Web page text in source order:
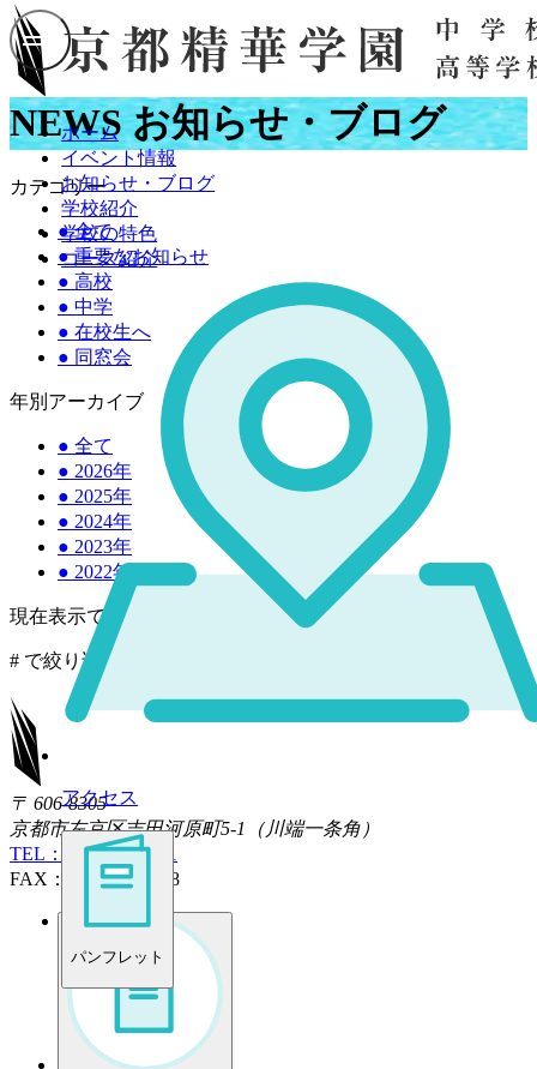
ホーム
イベント情報
お知らせ・ブログ
学校紹介
学校の特色
コース紹介
アクセス
パンフレット
NEWS お知らせ・ブログ
カテゴリー
●全て
●重要なお知らせ
● 高校
● 中学
● 在校生へ
● 同窓会
年別アーカイブ
● 全て
● 2026年
● 2025年
● 2024年
● 2023年
● 2022年
現在表示できるニュースがありません。
# で絞り込み中
〒 606-8305
京都市左京区吉田河原町5-1（川端一条角）
TEL： 075-771-4181
FAX： 075-761-5238